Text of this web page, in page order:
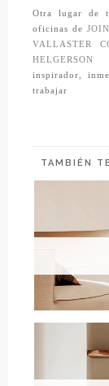
Otra lugar de
oficinas de
VALLASTER
HELGERSON
inspirador,
trabajar
TAMBIÉN